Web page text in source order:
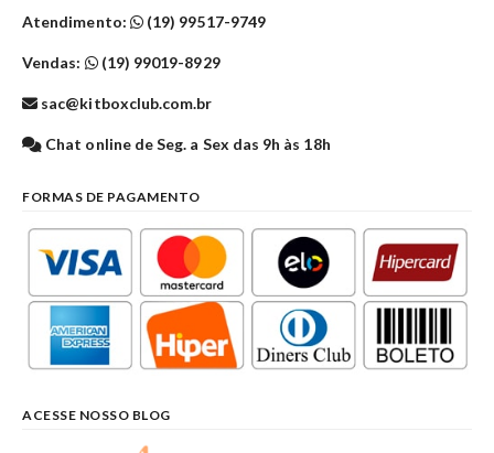
Atendimento: (19) 99517-9749
Vendas: (19) 99019-8929
sac@kitboxclub.com.br
Chat online de Seg. a Sex das 9h às 18h
FORMAS DE PAGAMENTO
ACESSE NOSSO BLOG